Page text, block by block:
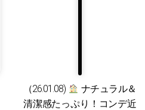
（26.01.08)
ナチュラル＆
清潔感たっぷり！コンデ近